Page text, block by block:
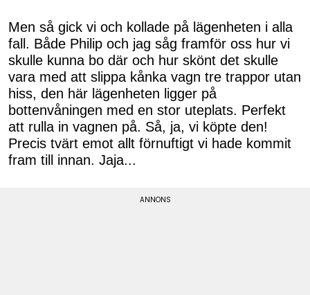
Men så gick vi och kollade på lägenheten i alla
fall. Både Philip och jag såg framför oss hur vi
skulle kunna bo där och hur skönt det skulle
vara med att slippa kånka vagn tre trappor utan
hiss, den här lägenheten ligger på
bottenvåningen med en stor uteplats. Perfekt
att rulla in vagnen på. Så, ja, vi köpte den!
Precis tvärt emot allt förnuftigt vi hade kommit
fram till innan. Jaja...